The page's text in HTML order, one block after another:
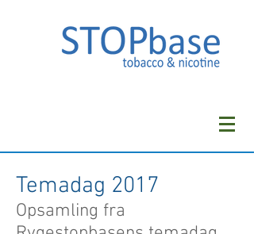
Temadag 2017
Opsamling fra